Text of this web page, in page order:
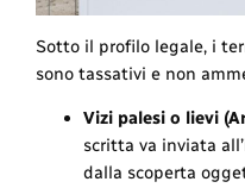
Sotto il profilo legale, i
sono tassativi e non
Vizi palesi o lievi
scritta va inviata
dalla scoperta